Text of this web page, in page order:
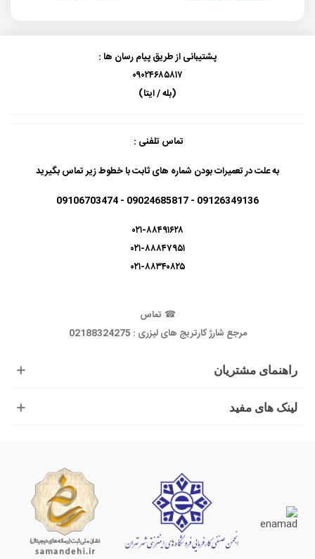
راهنمای مشتریان
لینک های مفید
پشتیبانی از طریق پیام رسان ها :
۰۹۰۲۴۶۸۵۸۱۷
(بله / ایتا)
تماس تلفنی :
به علت در تعمیرات بودن شماره های ثابت با خطوط زیر تماس بگیرید
09126349136 - 09024685817 - 09106703474
۰۲۱-۸۸۴۹۱۶۲۸
۰۲۱-۸۸۸۴۷۹۵۱
۰۲۱-۸۸۳۴۰۸۲۵
☎ تماس
مرجع شارژ کارتریج های لیزری : 02188324275